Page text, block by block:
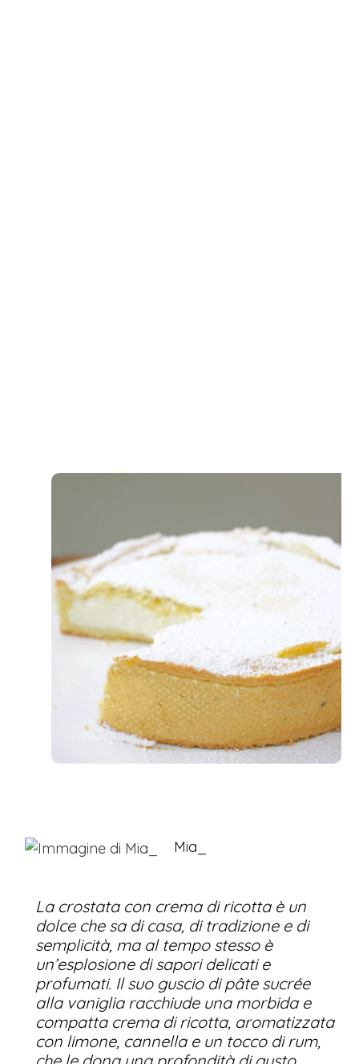
Mia_
La crostata con crema di ricotta è un
dolce che sa di casa, di tradizione e di
semplicità, ma al tempo stesso è
un’esplosione di sapori delicati e
profumati. Il suo guscio di pâte sucrée
alla vaniglia racchiude una morbida e
compatta crema di ricotta, aromatizzata
con limone, cannella e un tocco di rum,